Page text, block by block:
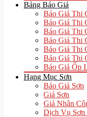
Bảng Báo Giá
Báo Giá Thi
Báo Giá Thi
Báo Giá Thi
Báo Giá Thi
Báo Giá Thi
Báo Giá Thi
Báo Giá Ốp
Hạng Mục Sơn
Báo Giá Sơn
Giá Sơn
Giá Nhân
Dịch Vụ Sơn